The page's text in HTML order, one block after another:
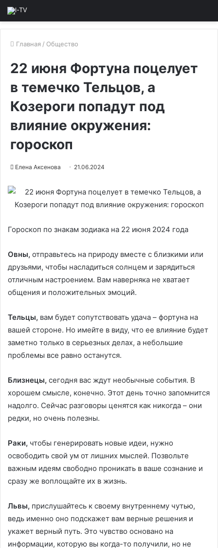
Главная / Общество
22 июня Фортуна поцелует
в темечко Тельцов, а
Козероги попадут под
влияние окружения:
гороскоп
Елена Аксенова 21.06.2024
Гороскоп по знакам зодиака на 22 июня 2024 года
Овны, отправьтесь на природу вместе с близкими или
друзьями, чтобы насладиться солнцем и зарядиться
отличным настроением. Вам наверняка не хватает
общения и положительных эмоций.
Тельцы, вам будет сопутствовать удача – фортуна на
вашей стороне. Но имейте в виду, что ее влияние будет
заметно только в серьезных делах, а небольшие
проблемы все равно останутся.
Близнецы, сегодня вас ждут необычные события. В
хорошем смысле, конечно. Этот день точно запомнится
надолго. Сейчас разговоры ценятся как никогда – они
редки, но очень полезны.
Раки, чтобы генерировать новые идеи, нужно
освободить свой ум от лишних мыслей. Позвольте
важным идеям свободно проникать в ваше сознание и
сразу же воплощайте их в жизнь.
Львы, прислушайтесь к своему внутреннему чутью,
ведь именно оно подскажет вам верные решения и
укажет верный путь. Это чувство основано на
информации, которую вы когда-то получили, но не